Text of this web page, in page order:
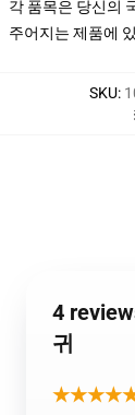
각 품목은 당신의
주어지는 제품에
SKU:
4
귀